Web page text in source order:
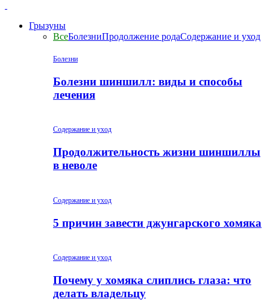
Грызуны
ВсеБолезниПродолжение родаСодержание и уход
Болезни
Болезни шиншилл: виды и способы
лечения
Содержание и уход
Продолжительность жизни шиншиллы
в неволе
Содержание и уход
5 причин завести джунгарского хомяка
Содержание и уход
Почему у хомяка слиплись глаза: что
делать владельцу